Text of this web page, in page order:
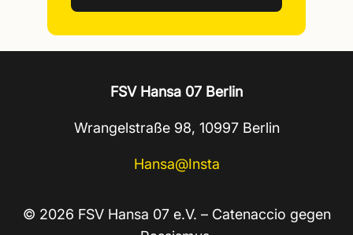
FSV Hansa 07 Berlin
Wrangelstraße 98, 10997 Berlin
Hansa@Insta
© 2026 FSV Hansa 07 e.V. – Catenaccio gegen